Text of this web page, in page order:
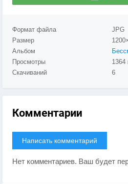
Формат файла
JPG
Размер
Альбом
Просмотры
1364
Скачиваний
6
Комментарии
Написать комментарий
Нет комментариев. Ваш будет